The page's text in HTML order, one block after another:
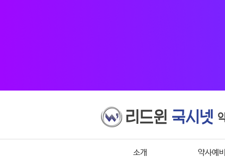
소개 약사예